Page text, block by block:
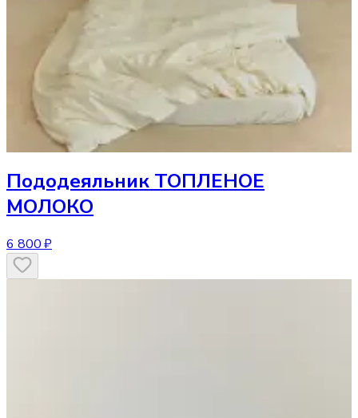
Пододеяльник ТОПЛЕНОЕ
МОЛОКО
6 800 ₽